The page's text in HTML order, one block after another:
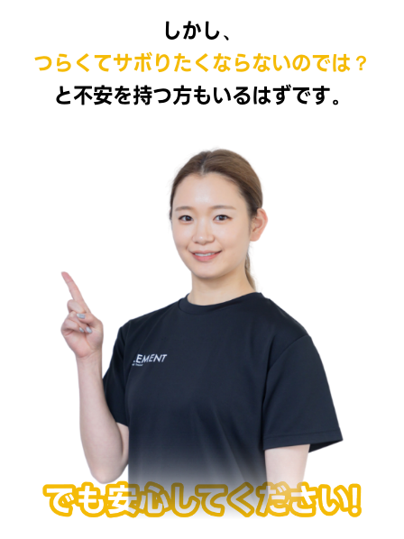
しかし、
つらくてサボりたくならないのでは？
と不安を持つ方もいるはずです。